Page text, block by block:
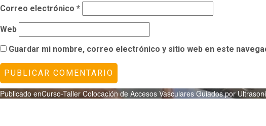
Correo electrónico *
Web
Guardar mi nombre, correo electrónico y sitio web en este
Navegación
Publicado enCurso-Taller Colocación de Accesos Vasculares Guiados por